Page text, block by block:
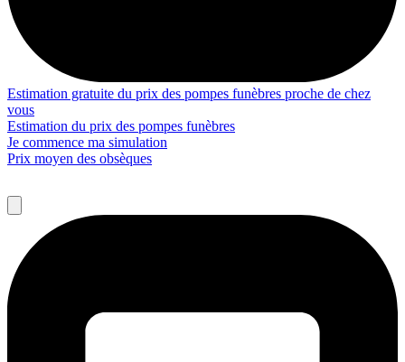
Estimation gratuite du prix des pompes funèbres proche de chez
vous
Estimation du prix des pompes funèbres
Je commence ma simulation
Prix moyen des obsèques